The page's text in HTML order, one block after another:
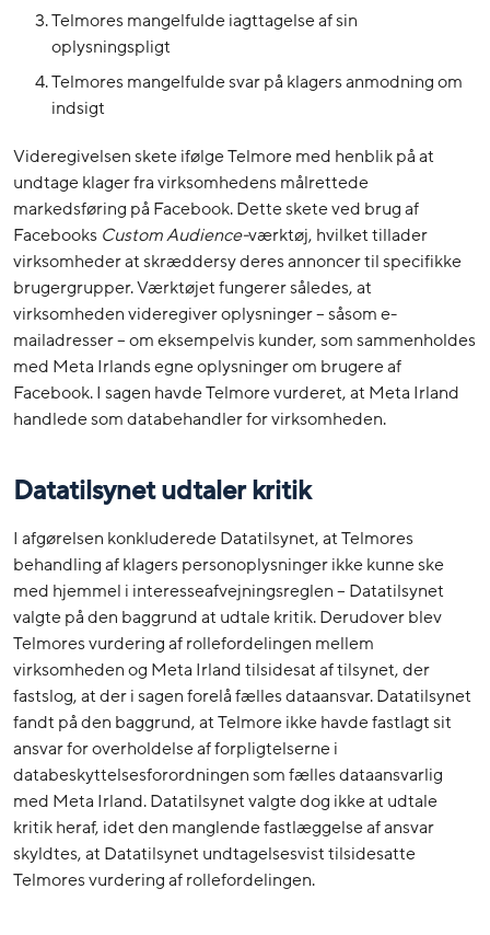
Telmores mangelfulde iagttagelse af sin
oplysningspligt
Telmores mangelfulde svar på klagers anmodning om
indsigt
Videregivelsen skete ifølge Telmore med henblik på at
undtage klager fra virksomhedens målrettede
markedsføring på Facebook. Dette skete ved brug af
Facebooks Custom Audience-værktøj, hvilket tillader
virksomheder at skræddersy deres annoncer til specifikke
brugergrupper. Værktøjet fungerer således, at
virksomheden videregiver oplysninger – såsom e-
mailadresser – om eksempelvis kunder, som sammenholdes
med Meta Irlands egne oplysninger om brugere af
Facebook. I sagen havde Telmore vurderet, at Meta Irland
handlede som databehandler for virksomheden.
Datatilsynet udtaler kritik
I afgørelsen konkluderede Datatilsynet, at Telmores
behandling af klagers personoplysninger ikke kunne ske
med hjemmel i interesseafvejningsreglen – Datatilsynet
valgte på den baggrund at udtale kritik. Derudover blev
Telmores vurdering af rollefordelingen mellem
virksomheden og Meta Irland tilsidesat af tilsynet, der
fastslog, at der i sagen forelå fælles dataansvar. Datatilsynet
fandt på den baggrund, at Telmore ikke havde fastlagt sit
ansvar for overholdelse af forpligtelserne i
databeskyttelsesforordningen som fælles dataansvarlig
med Meta Irland. Datatilsynet valgte dog ikke at udtale
kritik heraf, idet den manglende fastlæggelse af ansvar
skyldtes, at Datatilsynet undtagelsesvist tilsidesatte
Telmores vurdering af rollefordelingen.